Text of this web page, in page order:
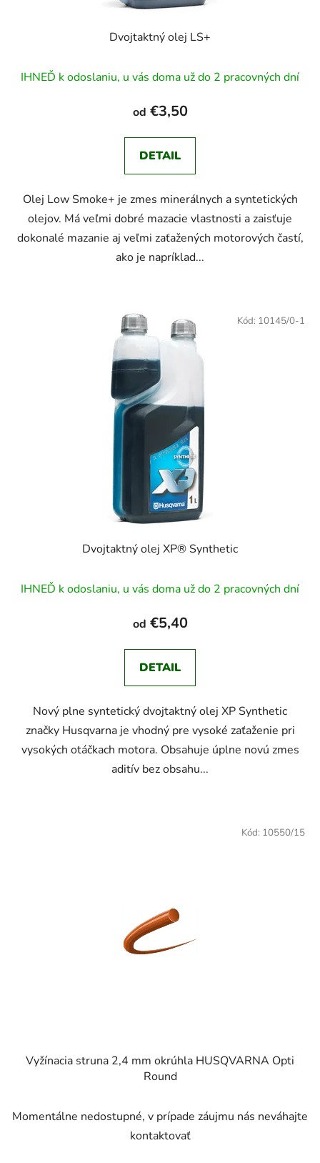
Dvojtaktný olej LS+
IHNEĎ k odoslaniu, u vás doma už do 2 pracovných dní
od €3,50
DETAIL
Olej Low Smoke+ je zmes minerálnych a syntetických
olejov. Má veľmi dobré mazacie vlastnosti a zaisťuje
dokonalé mazanie aj veľmi zaťažených motorových častí,
ako je napríklad...
Dvojtaktný olej XP® Synthetic
IHNEĎ k odoslaniu, u vás doma už do 2 pracovných dní
od €5,40
DETAIL
Nový plne syntetický dvojtaktný olej XP Synthetic
značky Husqvarna je vhodný pre vysoké zaťaženie pri
vysokých otáčkach motora. Obsahuje úplne novú zmes
aditív bez obsahu...
Kód: 10145/0-1
Vyžínacia struna 2,4 mm okrúhla HUSQVARNA Opti
Round
Momentálne nedostupné, v prípade záujmu nás neváhajte
kontaktovať
Kód: 10550/15